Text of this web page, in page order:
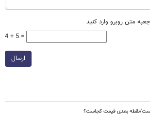
متن روبرو وارد کنید
4 + 5 =
ارسال
نقطه بعدی قیمت کجاست؟